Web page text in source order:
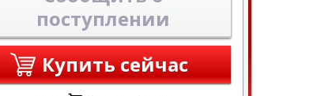
поступлении
Купить сейчас